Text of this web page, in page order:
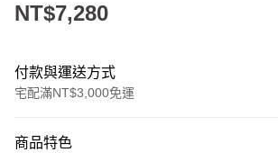
NT$7,280
付款與運送方式
宅配滿NT$3,000免運
信用卡一次付款
商品特色